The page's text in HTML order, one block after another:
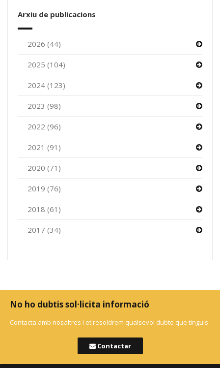
Arxiu de publicacions
2026 (44)
2025 (104)
2024 (123)
2023 (98)
2022 (96)
2021 (91)
2020 (71)
2019 (76)
2018 (61)
2017 (34)
No ho dubtis sol·licita informació
Contacta amb nosaltres i et resoldrem qualsevol dubte que tinguis.
Contactar